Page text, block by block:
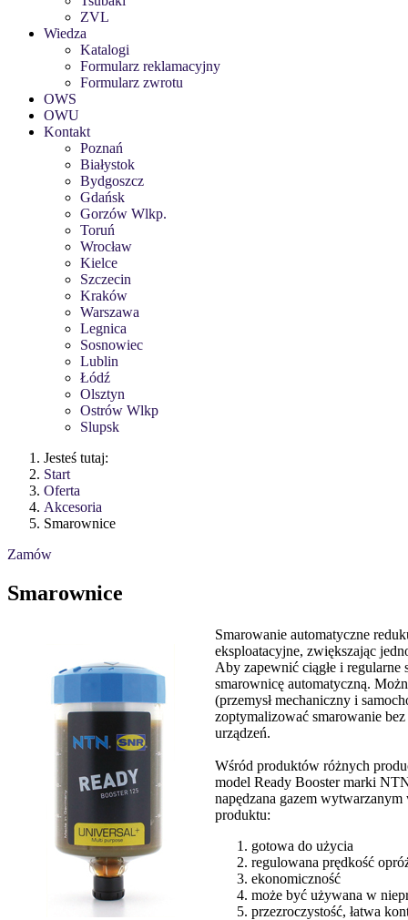
ZVL
Wiedza
Katalogi
Formularz reklamacyjny
Formularz zwrotu
OWS
OWU
Kontakt
Poznań
Białystok
Bydgoszcz
Gdańsk
Gorzów Wlkp.
Toruń
Wrocław
Kielce
Szczecin
Kraków
Warszawa
Legnica
Sosnowiec
Lublin
Łódź
Olsztyn
Ostrów Wlkp
Slupsk
Jesteś tutaj:
Start
Oferta
Akcesoria
Smarownice
Zamów
Smarownice
Smarowanie automatyczne
eksploatacyjne, zwiększając
Aby zapewnić ciągłe i regularne
smarownicę automatyczną.
(przemysł mechaniczny i
zoptymalizować smarowanie
urządzeń.
Wśród produktów różnych
model Ready Booster marki
napędzana gazem
produktu:
gotowa do użycia
regulowana prędkość
ekonomiczność
może być używana w
przezroczystość, łatwa